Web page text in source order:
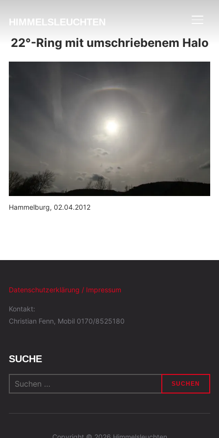
HIMMELSLEUCHTEN
22°-Ring mit umschriebenem Halo
Hammelburg, 02.04.2012
Datenschutzerklärung / Impressum
Kontakt:
Christian Fenn, Mobil 0170/8525180
SUCHE
Suchen
nach: